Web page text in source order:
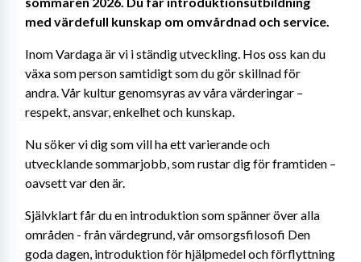
med värdefull kunskap om omvårdnad och service.
Inom Vardaga är vi i ständig utveckling. Hos oss kan du
växa som person samtidigt som du gör skillnad för
andra. Vår kultur genomsyras av våra värderingar –
respekt, ansvar, enkelhet och kunskap.
Nu söker vi dig som vill ha ett varierande och
utvecklande sommarjobb, som rustar dig för framtiden –
oavsett var den är.
Självklart får du en introduktion som spänner över alla
områden - från värdegrund, vår omsorgsfilosofi Den
goda dagen, introduktion för hjälpmedel och förflyttning